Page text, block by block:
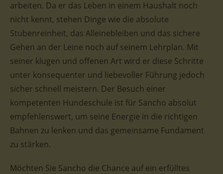
arbeiten. Da er das Leben in einem Haushalt noch
nicht kennt, stehen Dinge wie die absolute
Stubenreinheit, das Alleinebleiben und das sichere
Gehen an der Leine noch auf seinem Lehrplan. Mit
seiner klugen und offenen Art wird er diese Schritte
unter konsequenter und liebevoller Führung jedoch
sicher schnell meistern. Der Besuch einer
kompetenten Hundeschule ist für Sancho absolut
empfehlenswert, um seine Energie in die richtigen
Bahnen zu lenken und das gemeinsame Fundament
zu stärken.
Möchten Sie Sancho die Chance auf ein erfülltes